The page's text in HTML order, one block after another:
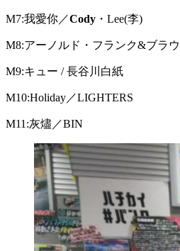
M7:我愛你／Cody ・Lee(李)
M8:アーノルド・フランク&ブラ
M9:キュー / 長谷川白紙
M10:Holiday／LIGHTERS
M11:灰燼／BIN